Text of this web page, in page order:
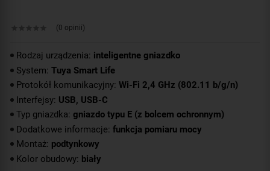
(0 opinii)
Rodzaj urządzenia: inteligentne gniazdko
System: Tuya Smart Life
Protokół komunikacyjny: Wi-Fi 2,4 GHz (802.11 b/g/n)
Interfejsy: USB, USB-C
Typ gniazdka: gniazdo typu E (z bolcem ochronnym)
Dodatkowe informacje: funkcja pomiaru mocy
Montaż: podtynkowy
Kolor obudowy: biały